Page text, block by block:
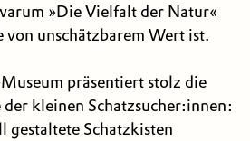
»Die Vielfalt der Natur«
von unschätzbarem Wert ist.
präsentiert stolz die
der kleinen Schatzsucher:innen:
gestaltete Schatzkisten